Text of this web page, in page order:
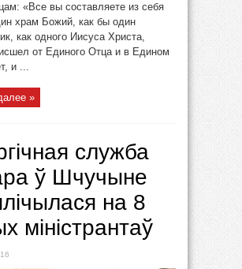
«Все вы составляете из себя
храм Божий, как бы один
как одного Иисуса Христа,
от Единого Отца и в Едином
и ...
»
служба
ў Шчучыне
на 8
міністрантаў